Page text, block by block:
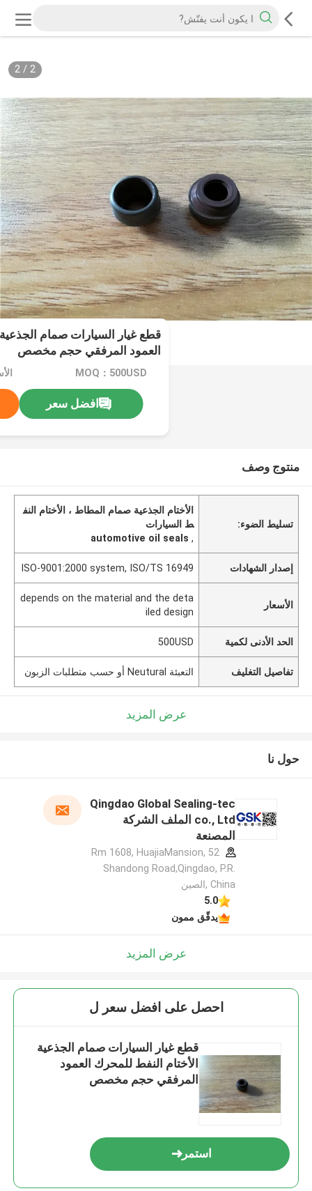
2
/
2
قطع غيار السيارات صمام
العمود المرفقي حجم مخصص
MOQ：500USD
افضل سعر
منتوج وصف
تسليط الضوء:
الأختام الجذعية صمام المطاط ، الأختام النف
ط السيارات
,
automotive oil seals
إصدار الشهادات ISO-9001:2000 system, ISO/TS 16949
الأسعار
depends on the material and the deta
iled design
الحد الأدنى لكمية 500USD
تفاصيل التغليف التعبئة Neutural أو حسب متطلبات الزبون
عرض المزيد
حول نا
Qingdao Global Sealing-tec
co., Ltd الملف الشركة
المصنعة
Rm 1608, HuajiaMansion, 52
Shandong Road,Qingdao, P.R.
China ,الصين
5.0
يدقّق ممون
عرض المزيد
احصل على افضل سعر ل
قطع غيار السيارات صمام الجذعية
الأختام النفط للمحرك العمود
المرفقي حجم مخصص
استمر